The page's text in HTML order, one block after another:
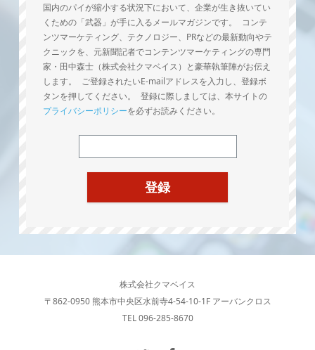
国内のパイが縮小する状況下において、企業が生き抜いてい
くための「武器」が手に入るメールマガジンです。 コンテ
ンツマーケティング、テクノロジー、PRなどの最新動向やテ
クニックを、元新聞記者でコンテンツマーケティングの専門
家・田中森士（株式会社クマベイス）と豪華執筆陣がお伝え
します。 ご登録されたいE-mailアドレスを入力し、登録ボ
タンを押してください。 登録に際しましては、本サイトの
プライバシーポリシーを必ずお読みください。
株式会社クマベイス
〒862-0950 熊本市中央区水前寺4-54-10-1F アーバンクロス
TEL 096-285-8670